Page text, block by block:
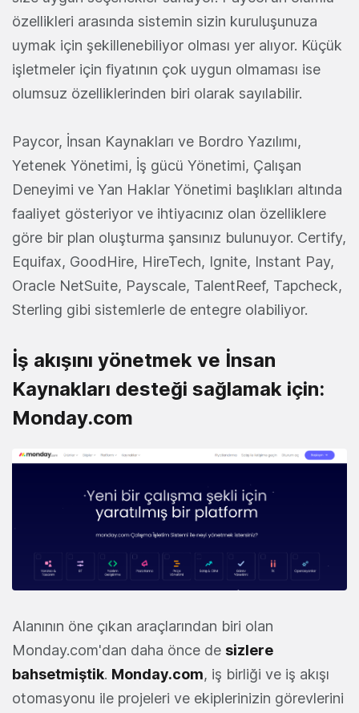
özellikleri arasında sistemin sizin kuruluşunuza
uymak için şekillenebiliyor olması yer alıyor. Küçük
işletmeler için fiyatının çok uygun olmaması ise
olumsuz özelliklerinden biri olarak sayılabilir.
Paycor, İnsan Kaynakları ve Bordro Yazılımı,
Yetenek Yönetimi, İş gücü Yönetimi, Çalışan
Deneyimi ve Yan Haklar Yönetimi başlıkları altında
faaliyet gösteriyor ve ihtiyacınız olan özelliklere
göre bir plan oluşturma şansınız bulunuyor. Certify,
Equifax, GoodHire, HireTech, Ignite, Instant Pay,
Oracle NetSuite, Payscale, TalentReef, Tapcheck,
Sterling gibi sistemlerle de entegre olabiliyor.
İş akışını yönetmek ve İnsan
Kaynakları desteği sağlamak için:
Monday.com
Alanının öne çıkan araçlarından biri olan
Monday.com'dan daha önce de sizlere
bahsetmiştik. Monday.com, iş birliği ve iş akışı
otomasyonu ile projeleri ve ekiplerinizin görevlerini